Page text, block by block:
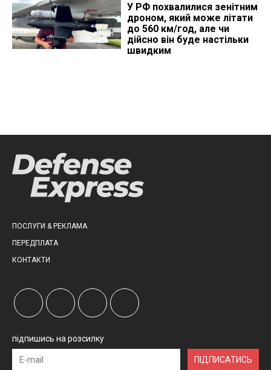
У РФ похвалилися зенітним
дроном, який може літати
до 560 км/год, але чи
дійсно він буде настільки
швидким
ПОСЛУГИ & РЕКЛАМА
ПЕРЕДПЛАТА
КОНТАКТИ
підпишись на розсилку
ПІДПИСАТИСЬ